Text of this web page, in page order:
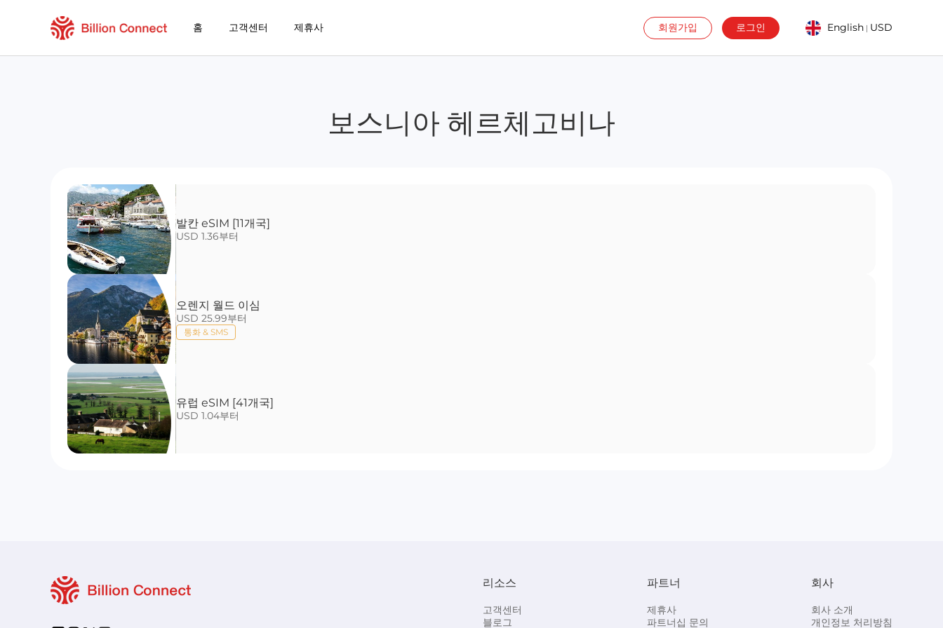
홈 고객센터 제휴사 회원가입 로그인 English | USD
보스니아 헤르체고비나
발칸 eSIM [11개국]
USD 1.36부터
오렌지 월드 이심
USD 25.99부터
통화 & SMS
유럽 eSIM [41개국]
USD 1.04부터
리소스
고객센터
블로그
파트너
제휴사
파트너십 문의
회사
회사 소개
개인정보 처리방침